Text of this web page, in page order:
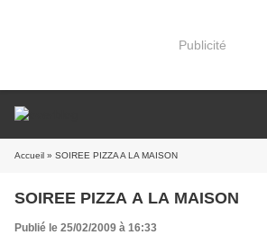
Publicité
Accueil » SOIREE PIZZA A LA MAISON
SOIREE PIZZA A LA MAISON
Publié le 25/02/2009 à 16:33